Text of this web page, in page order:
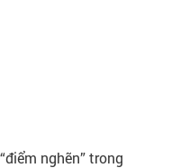
nghẽn” trong